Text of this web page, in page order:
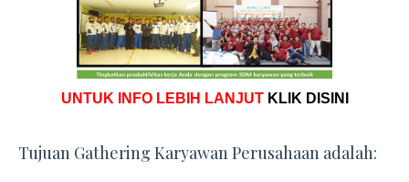
UNTUK INFO LEBIH LANJUT KLIK DISINI
Tujuan Gathering Karyawan Perusahaan adalah: